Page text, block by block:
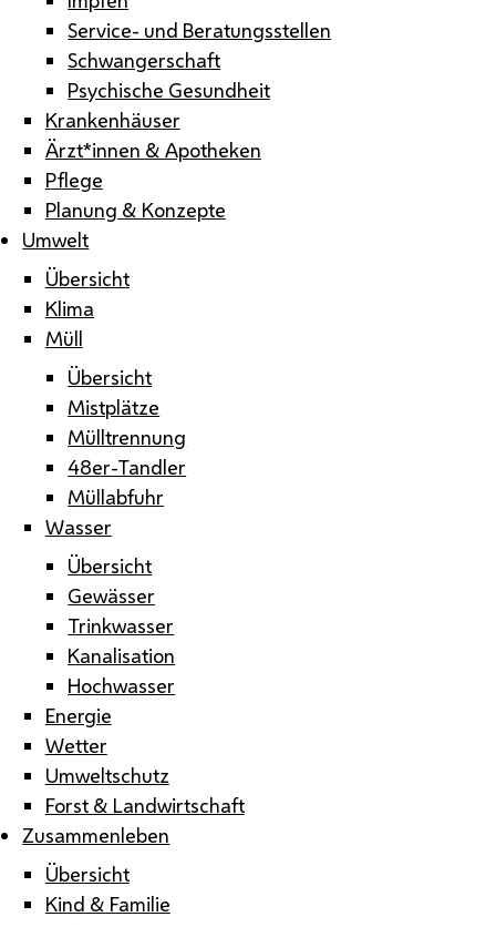
Service- und Beratungsstellen
Schwangerschaft
Psychische Gesundheit
Krankenhäuser
Ärzt*innen & Apotheken
Pflege
Planung & Konzepte
Umwelt
Übersicht
Klima
Müll
Übersicht
Mistplätze
Mülltrennung
48er-Tandler
Müllabfuhr
Wasser
Übersicht
Gewässer
Trinkwasser
Kanalisation
Hochwasser
Energie
Wetter
Umweltschutz
Forst & Landwirtschaft
Zusammenleben
Übersicht
Kind & Familie